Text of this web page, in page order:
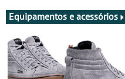
Equipamentos e acessórios